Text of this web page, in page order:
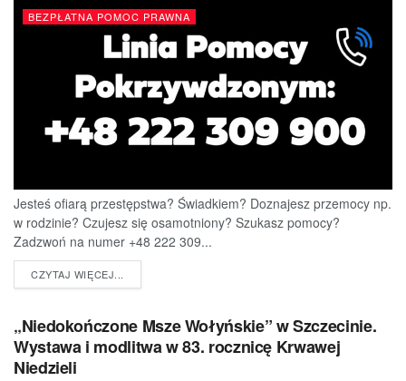
BEZPŁATNA POMOC PRAWNA
Jesteś ofiarą przestępstwa? Świadkiem? Doznajesz przemocy np.
w rodzinie? Czujesz się osamotniony? Szukasz pomocy?
Zadzwoń na numer +48 222 309...
CZYTAJ WIĘCEJ...
„Niedokończone Msze Wołyńskie” w Szczecinie.
Wystawa i modlitwa w 83. rocznicę Krwawej
Niedzieli